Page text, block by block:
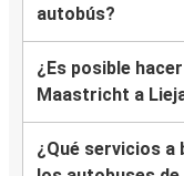
autobús?
¿Es posible
Maastricht a
¿Qué servicios a